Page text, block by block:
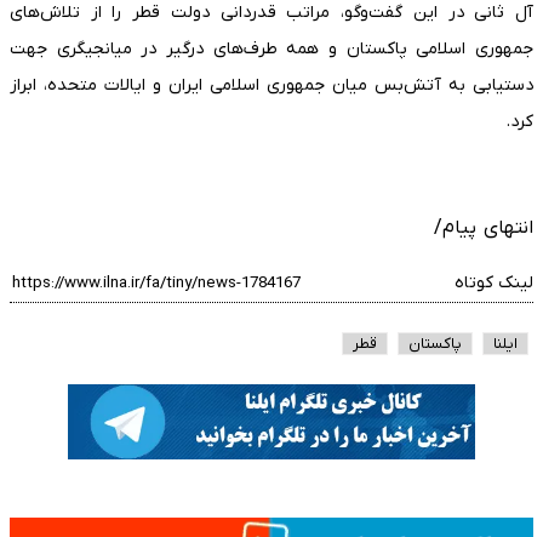
آل ثانی در این گفت‌وگو، مراتب قدردانی دولت قطر را از تلاش‌های
جمهوری اسلامی پاکستان و همه طرف‌های درگیر در میانجیگری جهت
دستیابی به آتش‌بس میان جمهوری اسلامی ایران و ایالات متحده، ابراز
کرد.
انتهای پیام/
لینک کوتاه
ایلنا پاکستان قطر